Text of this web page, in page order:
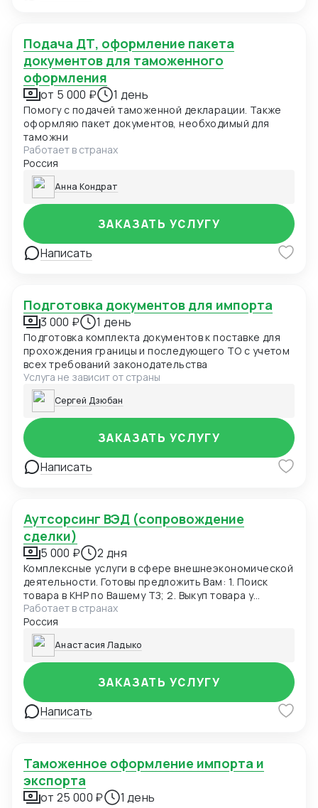
Подача ДТ, оформление пакета
документов для таможенного
оформления
от 5 000 ₽ 1 день
Помогу с подачей таможенной декларации. Также
оформляю пакет документов, необходимый для
таможни
Работает в странах
Россия
Анна Кондрат
Написать
ЗАКАЗАТЬ УСЛУГУ
Подготовка документов для импорта
3 000 ₽ 1 день
Подготовка комплекта документов к поставке для
прохождения границы и последующего ТО с учетом
всех требований законодательства
Услуга не зависит от страны
Сергей Дзюбан
Написать
ЗАКАЗАТЬ УСЛУГУ
Аутсорсинг ВЭД (сопровождение
сделки)
5 000 ₽ 2 дня
Комплексные услуги в сфере внешнеэкономической
деятельности. Готовы предложить Вам: 1. Поиск
товара в КНР по Вашему ТЗ; 2. Выкуп товара у
иностранного поставщика напрямую или помощь в
выкупе товара; 3. Расчёт выгодного маршрута
международной перевозки любым видом
транспорта в режиме «от двери до двери; 4.
Гарантии официального и безопасного
прохождение границы ЕАЭС;
Работает в странах
Россия
Анастасия Ладыко
Написать
ЗАКАЗАТЬ УСЛУГУ
Таможенное оформление импорта и
экспорта
от 25 000 ₽ 1 день